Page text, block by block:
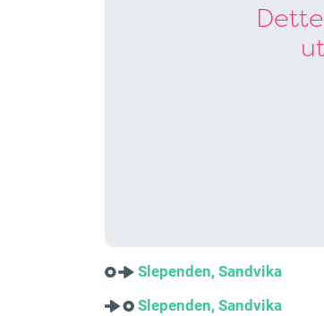
Slependen, Sandvika
Slependen, Sandvika